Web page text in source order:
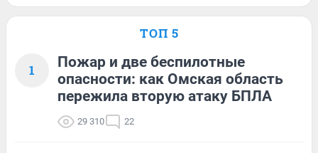
ТОП 5
1
Пожар и две беспилотные
опасности: как Омская область
пережила вторую атаку БПЛА
29 310 22